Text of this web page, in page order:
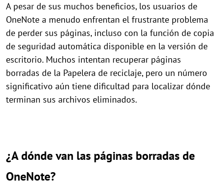
A pesar de sus muchos beneficios, los usuarios de
OneNote a menudo enfrentan el frustrante problema
de perder sus páginas, incluso con la función de copia
de seguridad automática disponible en la versión de
escritorio. Muchos intentan recuperar páginas
borradas de la Papelera de reciclaje, pero un número
significativo aún tiene dificultad para localizar dónde
terminan sus archivos eliminados.
¿A dónde van las páginas borradas de
OneNote?